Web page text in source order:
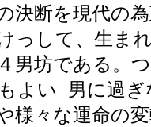
決断を現代の
っして、生ま
男坊である。
よい 男に過
様々な運命の